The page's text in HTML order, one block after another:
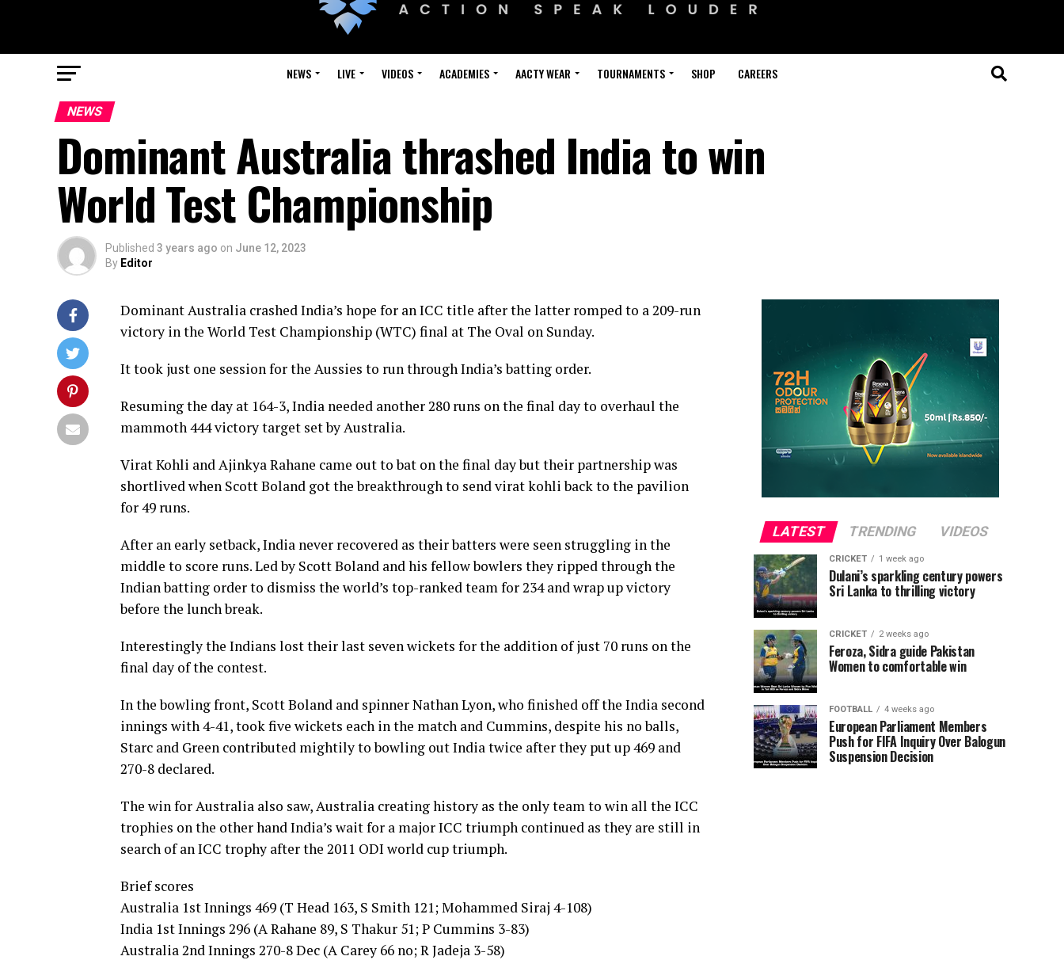
NEWS LIVE VIDEOS ACADEMIES AACTY WEAR TOURNAMENTS SHOP CAREERS
NEWS
Dominant Australia thrashed India to win
World Test Championship
Published 3 years ago on June 12, 2023
By Editor
Dominant Australia crashed India’s hope for an ICC title after the latter romped to a 209-run
victory in the World Test Championship (WTC) final at The Oval on Sunday.
It took just one session for the Aussies to run through India’s batting order.
Resuming the day at 164-3, India needed another 280 runs on the final day to overhaul the
mammoth 444 victory target set by Australia.
Virat Kohli and Ajinkya Rahane came out to bat on the final day but their partnership was
shortlived when Scott Boland got the breakthrough to send virat kohli back to the pavilion
for 49 runs.
After an early setback, India never recovered as their batters were seen struggling in the
middle to score runs. Led by Scott Boland and his fellow bowlers they ripped through the
Indian batting order to dismiss the world’s top-ranked team for 234 and wrap up victory
before the lunch break.
Interestingly the Indians lost their last seven wickets for the addition of just 70 runs on the
final day of the contest.
In the bowling front, Scott Boland and spinner Nathan Lyon, who finished off the India second
innings with 4-41, took five wickets each in the match and Cummins, despite his no balls,
Starc and Green contributed mightily to bowling out India twice after they put up 469 and
270-8 declared.
The win for Australia also saw, Australia creating history as the only team to win all the ICC
trophies on the other hand India’s wait for a major ICC triumph continued as they are still in
search of an ICC trophy after the 2011 ODI world cup triumph.
Brief scores
Australia 1st Innings 469 (T Head 163, S Smith 121; Mohammed Siraj 4-108)
India 1st Innings 296 (A Rahane 89, S Thakur 51; P Cummins 3-83)
Australia 2nd Innings 270-8 Dec (A Carey 66 no; R Jadeja 3-58)
LATEST TRENDING VIDEOS
CRICKET 1 week ago
Dulani’s sparkling century powers
Sri Lanka to thrilling victory
CRICKET 2 weeks ago
Feroza, Sidra guide Pakistan
Women to comfortable win
FOOTBALL 4 weeks ago
European Parliament Members
Push for FIFA Inquiry Over Balogun
Suspension Decision